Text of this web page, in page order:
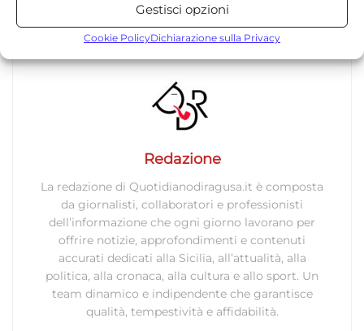
Archiviare informazioni su dispositivo e/o accedervi, Misurare le
prestazioni degli annunci, Misurare le prestazioni dei contenuti,
combinazione di dati provenienti da fonti diverse.
dati limitati per la selezione della pubblicità, Creare profili per la
pubblicità personalizzata, Creare profili per la personalizzazione
dei contenuti, Utilizzare profili per la selezione di contenuti
personalizzati, Sviluppare e migliorare i servizi, Utilizzare dati
limitati per la selezione dei contenuti.
Funzionalità Sempre attivo
Abbinare e combinare dati provenienti da altre
Gestisci opzioni
Cookie PolicyDichiarazione sulla Privacy
TORNA IN CRONACA
Redazione
La redazione di Quotidianodiragusa.it è composta
da giornalisti, collaboratori e professionisti
dell’informazione che ogni giorno lavorano per
offrire notizie, approfondimenti e contenuti
accurati dedicati alla Sicilia, all’attualità, alla
politica, alla cronaca, alla cultura e allo sport. Un
team dinamico e indipendente che garantisce
qualità, tempestività e affidabilità.